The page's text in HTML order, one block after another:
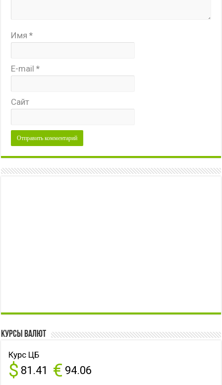
Имя*
E-mail*
Сайт
Курсы валют
Курс ЦБ
$ 81.41 € 94.06